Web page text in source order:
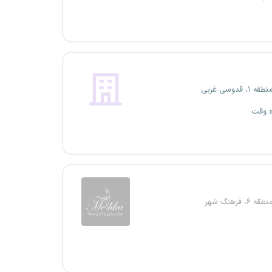
غربی
وقت
فرهنگ شهر